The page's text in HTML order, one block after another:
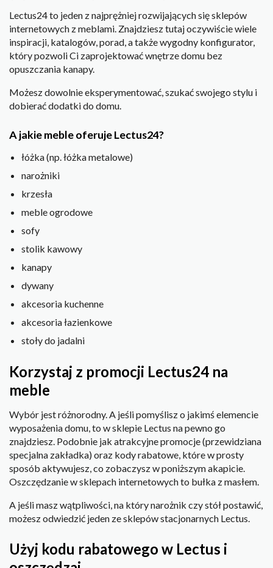
Lectus24 to jeden z najprężniej rozwijających się sklepów
internetowych z meblami. Znajdziesz tutaj oczywiście wiele
inspiracji, katalogów, porad, a także wygodny konfigurator,
który pozwoli Ci zaprojektować wnętrze domu bez
opuszczania kanapy.
Możesz dowolnie eksperymentować, szukać swojego stylu i
dobierać dodatki do domu.
A jakie meble oferuje Lectus24?
łóżka (np. łóżka metalowe)
narożniki
krzesła
meble ogrodowe
sofy
stolik kawowy
kanapy
dywany
akcesoria kuchenne
akcesoria łazienkowe
stoły do jadalni
Korzystaj z promocji Lectus24 na
meble
Wybór jest różnorodny. A jeśli pomyślisz o jakimś elemencie
wyposażenia domu, to w sklepie Lectus na pewno go
znajdziesz. Podobnie jak atrakcyjne promocje (przewidziana
specjalna zakładka) oraz kody rabatowe, które w prosty
sposób aktywujesz, co zobaczysz w poniższym akapicie.
Oszczędzanie w sklepach internetowych to bułka z masłem.
A jeśli masz wątpliwości, na który narożnik czy stół postawić,
możesz odwiedzić jeden ze sklepów stacjonarnych Lectus.
Użyj kodu rabatowego w Lectus i